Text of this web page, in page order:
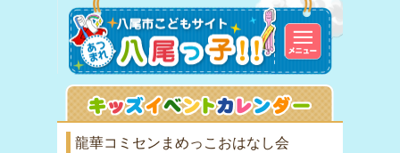
龍華コミセンまめっこおはなし会